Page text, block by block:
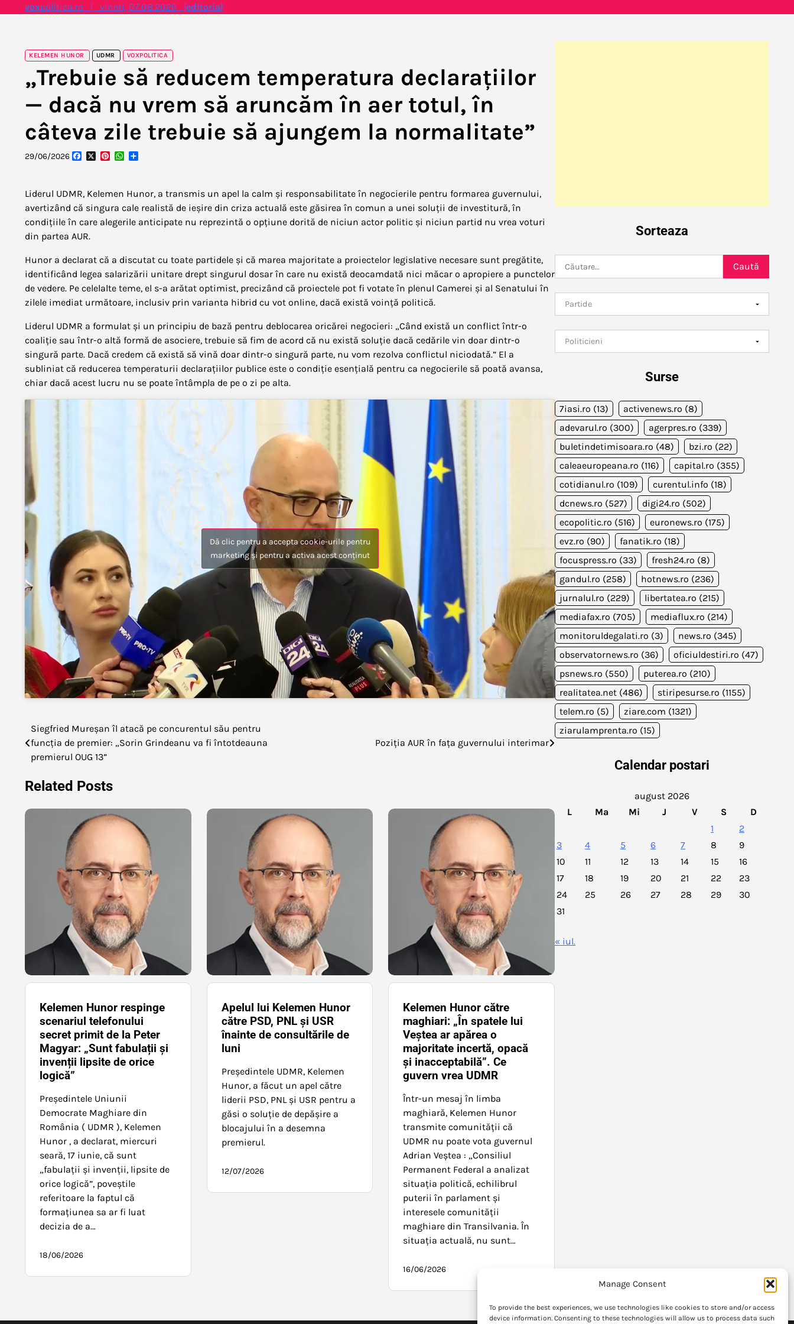
Manage Consent
To provide the best experiences, we use technologies like cookies to store and/or access
device information. Consenting to these technologies will allow us to process data such
voxpolitica.ro | vineri, 07.08.2026 |editorial
KELEMEN HUNOR UDMR VOXPOLITICA
„Trebuie să reducem temperatura declarațiilor
— dacă nu vrem să aruncăm în aer totul, în
câteva zile trebuie să ajungem la normalitate”
29/06/2026 Facebook
X PinterestWhatsApp
Liderul UDMR, Kelemen Hunor, a transmis un apel la calm și responsabilitate în negocierile pentru formarea guvernului,
avertizând că singura cale realistă de ieșire din criza actuală este găsirea în comun a unei soluții de investitură, în
condițiile în care alegerile anticipate nu reprezintă o opțiune dorită de niciun actor politic și niciun partid nu vrea voturi
din partea AUR.
Hunor a declarat că a discutat cu toate partidele și că marea majoritate a proiectelor legislative necesare sunt pregătite,
identificând legea salarizării unitare drept singurul dosar în care nu există deocamdată nici măcar o apropiere a punctelor
de vedere. Pe celelalte teme, el s-a arătat optimist, precizând că proiectele pot fi votate în plenul Camerei și al Senatului în
zilele imediat următoare, inclusiv prin varianta hibrid cu vot online, dacă există voință politică.
Liderul UDMR a formulat și un principiu de bază pentru deblocarea oricărei negocieri: „Când există un conflict într-o
coaliție sau într-o altă formă de asociere, trebuie să fim de acord că nu există soluție dacă cedările vin doar dintr-o
singură parte. Dacă credem că există să vină doar dintr-o singură parte, nu vom rezolva conflictul niciodată.” El a
subliniat că reducerea temperaturii declarațiilor publice este o condiție esențială pentru ca negocierile să poată avansa,
chiar dacă acest lucru nu se poate întâmpla de pe o zi pe alta.
Dă clic pentru a accepta cookie-urile pentru
marketing și pentru a activa acest conținut
Navigare
în
Siegfried Mureșan îl atacă pe concurentul său pentru
funcția de premier: „Sorin Grindeanu va fi întotdeauna
premierul OUG 13”
Poziția AUR în fața guvernului interimar
Related Posts
Kelemen Hunor respinge
scenariul telefonului
secret primit de la Peter
Magyar: „Sunt fabulații și
invenții lipsite de orice
logică”
Președintele Uniunii
Democrate Maghiare din
România ( UDMR ), Kelemen
Hunor , a declarat, miercuri
seară, 17 iunie, că sunt
„fabulații și invenții, lipsite de
orice logică”, poveștile
referitoare la faptul că
formațiunea sa ar fi luat
decizia de a…
18/06/2026
Apelul lui Kelemen Hunor
către PSD, PNL și USR
înainte de consultările de
luni
Președintele UDMR, Kelemen
Hunor, a făcut un apel către
liderii PSD, PNL și USR pentru a
găsi o soluție de depășire a
blocajului în a desemna
premierul.
12/07/2026
Kelemen Hunor către
maghiari: „În spatele lui
Veștea ar apărea o
majoritate incertă, opacă
și inacceptabilă”. Ce
guvern vrea UDMR
Într-un mesaj în limba
maghiară, Kelemen Hunor
transmite comunității că
UDMR nu poate vota guvernul
Adrian Veștea : „Consiliul
Permanent Federal a analizat
situația politică, echilibrul
puterii în parlament și
interesele comunității
maghiare din Transilvania. În
situația actuală, nu sunt…
16/06/2026
Sorteaza
Caută
după:
Surse
7iasi.ro (13) activenews.ro (8)
adevarul.ro (300) agerpres.ro (339)
buletindetimisoara.ro (48) bzi.ro (22)
caleaeuropeana.ro (116) capital.ro (355)
cotidianul.ro (109) curentul.info (18)
dcnews.ro (527) digi24.ro (502)
ecopolitic.ro (516) euronews.ro (175)
evz.ro (90) fanatik.ro (18)
focuspress.ro (33) fresh24.ro (8)
gandul.ro (258) hotnews.ro (236)
jurnalul.ro (229) libertatea.ro (215)
mediafax.ro (705) mediaflux.ro (214)
monitoruldegalati.ro (3) news.ro (345)
observatornews.ro (36) oficiuldestiri.ro (47)
psnews.ro (550) puterea.ro (210)
realitatea.net (486) stiripesurse.ro (1155)
telem.ro (5) ziare.com (1321)
ziarulamprenta.ro (15)
Calendar postari
august 2026
L
Ma Mi J V S
D
1
2
3
4 5 6 7 8
9
10
11 12 13 14 15
16
17
18 19 20 21 22
23
24
25 26 27 28 29
30
31
« iul.